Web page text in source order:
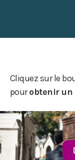
Cliquez sur le
pourobtenir un